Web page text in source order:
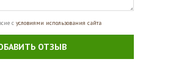
с условиями использования сайта
ОТЗЫВ